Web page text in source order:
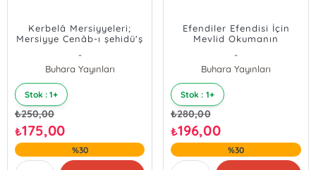
Kerbelâ Mersiyyeleri;
Mersiyye Cenâb-ı şehidü'ş
-
Buhara Yayınları
Stok : 1+
₺250,00
₺175,00
%30
Efendiler Efendisi İçin
Mevlid Okumanın
-
Buhara Yayınları
Stok : 1+
₺280,00
₺196,00
%30